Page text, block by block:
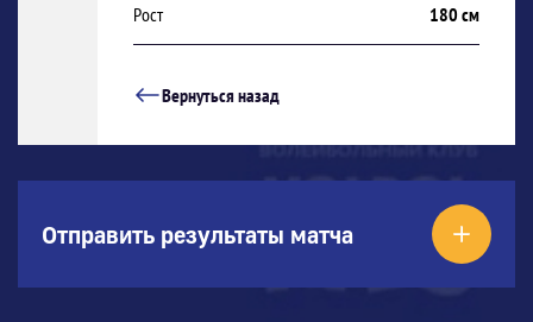
Рост 180 см
Вернуться назад
Отправить результаты матча